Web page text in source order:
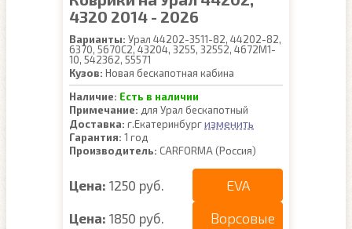
4320 2014 - 2026
Варианты: Урал 44202-3511-82, 44202-82,
6370, 5670С2, 43204, 3255, 32552, 4672М1-
10, 542362, 55571
Кузов: Новая бескапотная кабина
Наличие: Есть в наличии
Примечание: для Урал бескапотный
Доставка: г.Екатеринбургизменить
Гарантия: 1 год
Производитель: CARFORMA (Россия)
Цена: 1250 руб. EVA
Цена: 1850 руб. Ворсовые